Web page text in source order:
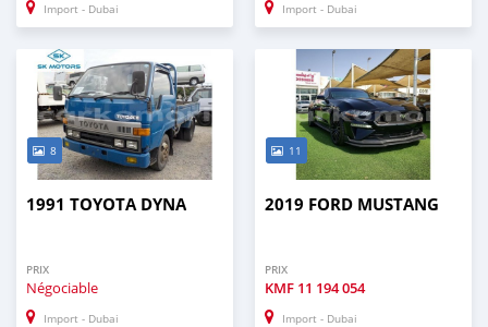
Import - Dubai Import - Dubai
8
1991 TOYOTA DYNA
PRIX
Négociable
Import - Dubai
11
2019 FORD MUSTANG
PRIX
KMF 11 194 054
Import - Dubai